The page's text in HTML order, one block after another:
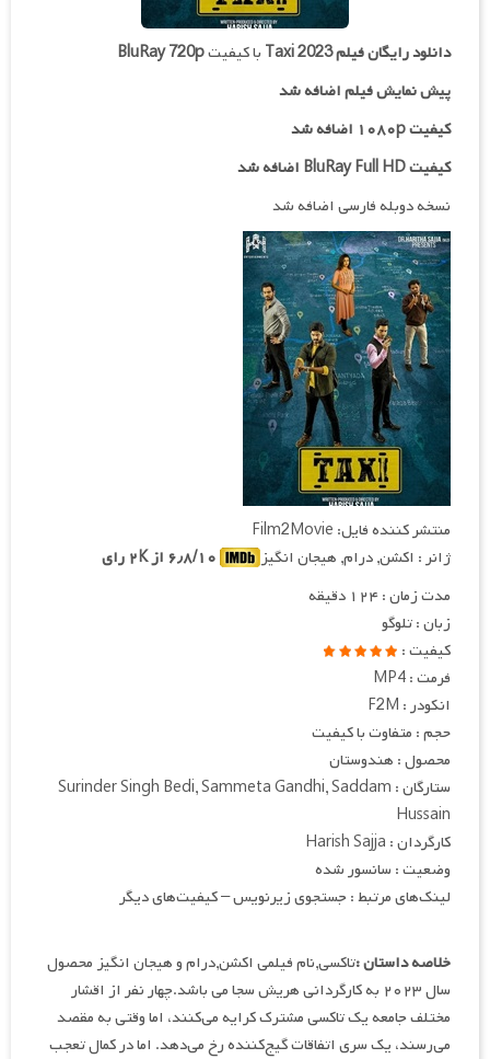
دانلود رایگان فیلمTaxi 2023 با کیفیتBluRay 720p
پیش نمایش فیلم اضافه شد
کیفیت ۱۰۸۰p اضافه شد
کیفیت BluRay Full HD اضافه شد
نسخه دوبله فارسی اضافه شد
منتشر کننده فایل: Film2Movie
ژانر : اکشن, درام, هیجان انگیز
مدت زمان : ۱۲۴ دقیقه
زبان : تلوگو
کیفیت :
فرمت : MP4
انکودر : F2M
حجم : متفاوت با کیفیت
محصول : هندوستان
ستارگان : Surinder Singh Bedi, Sammeta Gandhi, Saddam
Hussain
کارگردان : Harish Sajja
وضعیت : سانسور شده
لینک‌های مرتبط : جستجوی زیرنویس – کیفیت‌های دیگر
خلاصه داستان :تاکسی,نام فیلمی اکشن,درام و هیجان انگیز محصول
سال ۲۰۲۳ به کارگردانی هریش سجا می باشد.چهار نفر از اقشار
مختلف جامعه یک تاکسی مشترک کرایه می‌کنند، اما وقتی به مقصد
می‌رسند، یک سری اتفاقات گیج‌کننده رخ می‌دهد. اما در کمال تعجب